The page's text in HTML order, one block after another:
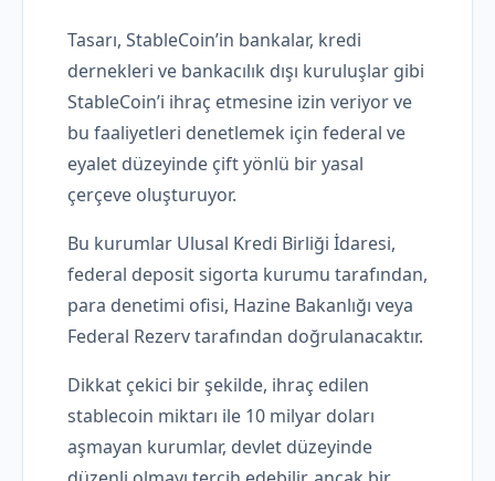
Tasarı, StableCoin’in bankalar, kredi
dernekleri ve bankacılık dışı kuruluşlar gibi
StableCoin’i ihraç etmesine izin veriyor ve
bu faaliyetleri denetlemek için federal ve
eyalet düzeyinde çift yönlü bir yasal
çerçeve oluşturuyor.
Bu kurumlar Ulusal Kredi Birliği İdaresi,
federal deposit sigorta kurumu tarafından,
para denetimi ofisi, Hazine Bakanlığı veya
Federal Rezerv tarafından doğrulanacaktır.
Dikkat çekici bir şekilde, ihraç edilen
stablecoin miktarı ile 10 milyar doları
aşmayan kurumlar, devlet düzeyinde